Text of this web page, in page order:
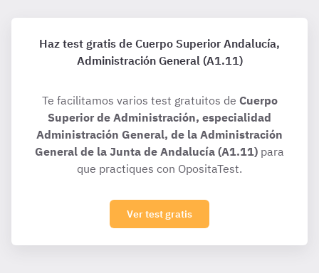
Haz test gratis de Cuerpo Superior Andalucía,
Administración General (A1.11)
Te facilitamos varios test gratuitos de Cuerpo
Superior de Administración, especialidad
Administración General, de la Administración
General de la Junta de Andalucía (A1.11) para
que practiques con OpositaTest.
Ver test gratis